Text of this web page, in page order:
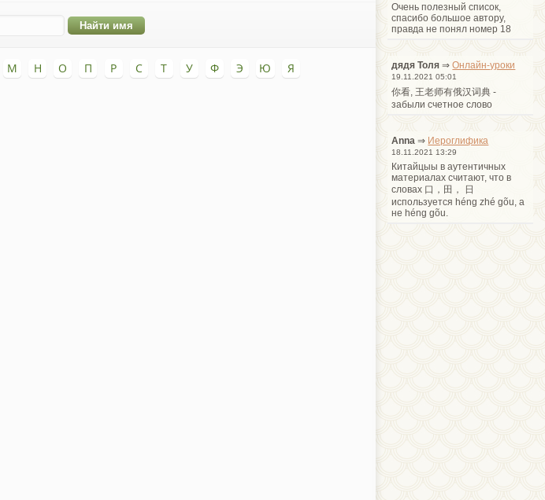
М Н О П Р С Т У Ф Э Ю Я
Очень полезный список,
спасибо большое автору,
правда не понял номер 18
дядя Толя ⇒Онлайн-уроки
19.11.2021 05:01
你看, 王老师有俄汉词典 -
забыли счетное слово
Anna ⇒ Иероглифика
18.11.2021 13:29
Китайцыы в аутентичных
материалах считают, что в
словах 口，田， 日
используется héng zhé gõu, а
не héng gõu.